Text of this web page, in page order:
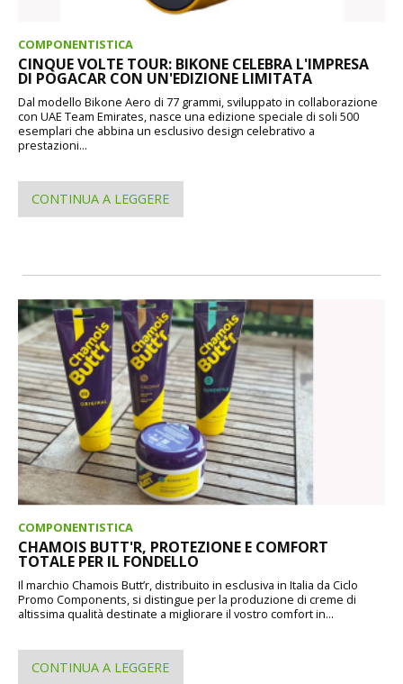
COMPONENTISTICA
CINQUE VOLTE TOUR: BIKONE CELEBRA L'IMPRESA
DI POGACAR CON UN'EDIZIONE LIMITATA
Dal modello Bikone Aero di 77 grammi, sviluppato in collaborazione
con UAE Team Emirates, nasce una edizione speciale di soli 500
esemplari che abbina un esclusivo design celebrativo a
prestazioni...
CONTINUA A LEGGERE
COMPONENTISTICA
CHAMOIS BUTT'R, PROTEZIONE E COMFORT
TOTALE PER IL FONDELLO
Il marchio Chamois Butt’r, distribuito in esclusiva in Italia da Ciclo
Promo Components, si distingue per la produzione di creme di
altissima qualità destinate a migliorare il vostro comfort in...
CONTINUA A LEGGERE